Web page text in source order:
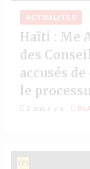
ACTUALITÉS
Haïti : Me
des
accusés
le
2 ans il y a
125